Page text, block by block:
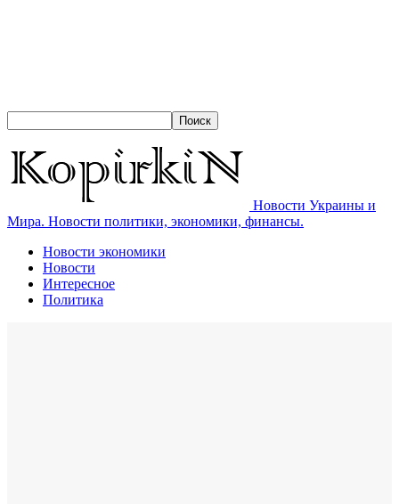
Новости Украины и
Мира. Новости политики, экономики, финансы.
Новости экономики
Новости
Интересное
Политика